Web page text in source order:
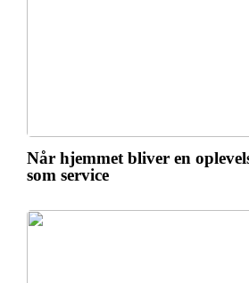
Når hjemmet bliver en
som service